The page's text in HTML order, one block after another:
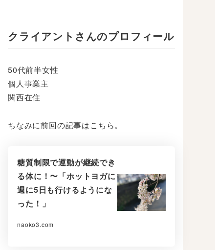
クライアントさんのプロフィール
50代前半女性
個人事業主
関西在住
ちなみに前回の記事はこちら。
糖質制限で運動が継続でき
る体に！〜「ホットヨガに
週に5日も行けるようにな
った！」
naoko3.com